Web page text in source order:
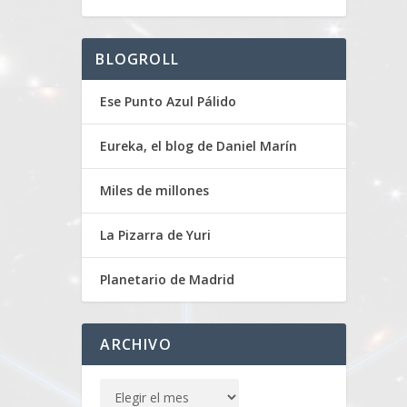
BLOGROLL
Ese Punto Azul Pálido
Eureka, el blog de Daniel Marín
Miles de millones
La Pizarra de Yuri
Planetario de Madrid
ARCHIVO